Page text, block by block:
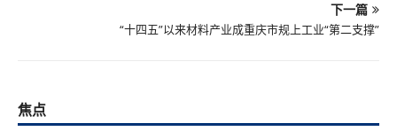
下一篇
“十四五”以来材料产业成重庆市规上工业“第二支撑”
焦点